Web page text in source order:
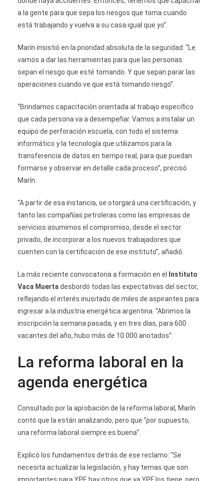
a la gente para que sepa los riesgos que toma cuando
está trabajando y vuelva a su casa igual que yo”.
Marín insistió en la prioridad absoluta de la seguridad: “Le
vamos a dar las herramientas para que las personas
sepan el riesgo que esté tomando. Y que sepan parar las
operaciones cuando ve que está tomando riesgo”.
“Brindamos capacitación orientada al trabajo específico
que cada persona va a desempeñar. Vamos a instalar un
equipo de perforación escuela, con todo el sistema
informático y la tecnología que utilizamos para la
transferencia de datos en tiempo real, para que puedan
formarse y observar en detalle cada proceso”, precisó
Marín.
“A partir de esa instancia, se otorgará una certificación, y
tanto las compañías petroleras como las empresas de
servicios asumimos el compromiso, desde el sector
privado, de incorporar a los nuevos trabajadores que
cuenten con la certificación de ese instituto”, añadió.
La más reciente convocatoria a formación en el
Instituto
Vaca Muerta desbordó todas las expectativas del sector,
reflejando el interés inusitado de miles de aspirantes para
ingresar a la industria energética argentina. “Abrimos la
inscripción la semana pasada, y en tres días, para 600
vacantes del año, hubo más de 10.000 anotados”.
La reforma laboral en la
agenda energética
Consultado por la aprobación de la reforma laboral, Marín
contó que la están analizando, pero que “por supuesto,
una reforma laboral siempre es buena”.
Explicó los fundamentos detrás de ese reclamo: “Se
necesita actualizar la legislación, y hay temas que son